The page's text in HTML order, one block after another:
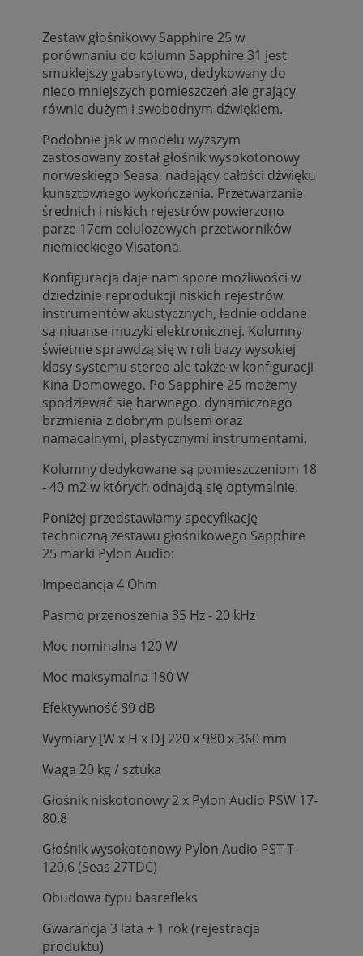
Zestaw głośnikowy Sapphire 25 w
porównaniu do kolumn Sapphire 31 jest
smuklejszy gabarytowo, dedykowany do
nieco mniejszych pomieszczeń ale grający
równie dużym i swobodnym dźwiękiem.
Podobnie jak w modelu wyższym
zastosowany został głośnik wysokotonowy
norweskiego Seasa, nadający całości dźwięku
kunsztownego wykończenia. Przetwarzanie
średnich i niskich rejestrów powierzono
parze 17cm celulozowych przetworników
niemieckiego Visatona.
Konfiguracja daje nam spore możliwości w
dziedzinie reprodukcji niskich rejestrów
instrumentów akustycznych, ładnie oddane
są niuanse muzyki elektronicznej. Kolumny
świetnie sprawdzą się w roli bazy wysokiej
klasy systemu stereo ale także w konfiguracji
Kina Domowego. Po Sapphire 25 możemy
spodziewać się barwnego, dynamicznego
brzmienia z dobrym pulsem oraz
namacalnymi, plastycznymi instrumentami.
Kolumny dedykowane są pomieszczeniom 18
- 40 m2 w których odnajdą się optymalnie.
Poniżej przedstawiamy specyfikację
techniczną zestawu głośnikowego Sapphire
25 marki Pylon Audio:
Impedancja 4 Ohm
Pasmo przenoszenia 35 Hz - 20 kHz
Moc nominalna 120 W
Moc maksymalna 180 W
Efektywność 89 dB
Wymiary [W x H x D] 220 x 980 x 360 mm
Waga 20 kg / sztuka
Głośnik niskotonowy 2 x Pylon Audio PSW 17-
80.8
Głośnik wysokotonowy Pylon Audio PST T-
120.6 (Seas 27TDC)
Obudowa typu basrefleks
Gwarancja 3 lata + 1 rok (rejestracja
produktu)